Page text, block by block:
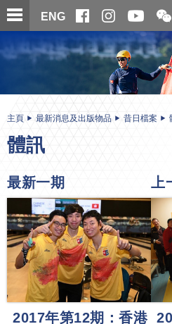
跳
至
內
ENG
開
合
微
信
二
維
碼
内
主頁 最新消息及出版物品 昔日檔案
體訊
最新一期
2017年第12期：香港
上